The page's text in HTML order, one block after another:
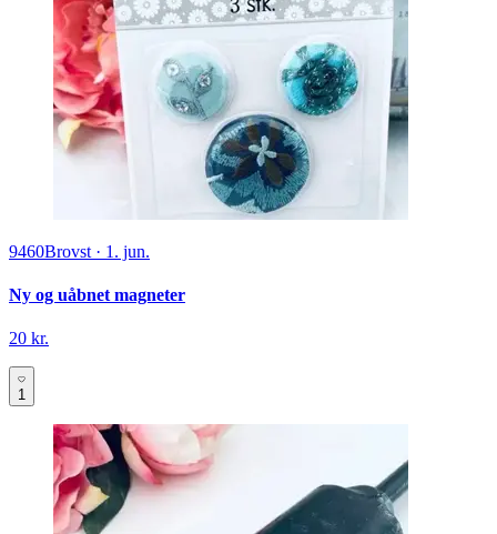
9460Brovst · 1. jun.
Ny og uåbnet magneter
20 kr.
1